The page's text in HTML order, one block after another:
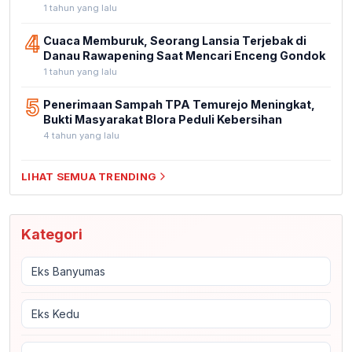
1 tahun yang lalu
4 Cuaca Memburuk, Seorang Lansia Terjebak di
Danau Rawapening Saat Mencari Enceng Gondok
1 tahun yang lalu
5 Penerimaan Sampah TPA Temurejo Meningkat,
Bukti Masyarakat Blora Peduli Kebersihan
4 tahun yang lalu
LIHAT SEMUA TRENDING
Kategori
Eks Banyumas
Eks Kedu